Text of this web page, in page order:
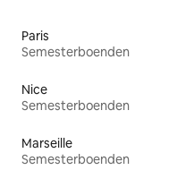
Paris
Semesterboenden
Nice
Semesterboenden
Marseille
Semesterboenden